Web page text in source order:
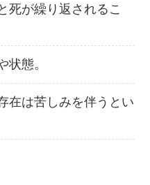
死が繰り返されるこ
状態。
在は苦しみを伴うとい